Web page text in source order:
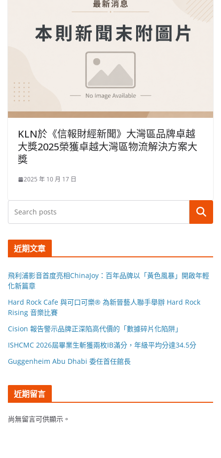
KLN於《信報財經新聞》大灣區品牌卓越
大獎2025榮獲卓越大灣區物流解決方案大
獎
2025 年 10 月 17 日
搜尋
近期文章
飛利浦影音首度亮相ChinaJoy：百年品牌以「黃色風暴」開啟年輕
化新篇章
Hard Rock Cafe 與可口可樂® 為新晉藝人聯手舉辦 Hard Rock
Rising 音樂比賽
Cision 報告警示品牌正深陷高代價的「數據碎片化陷阱」
ISHCMC 2026屆畢業生斬獲兩枚IB滿分，年級平均分達34.5分
Guggenheim Abu Dhabi 委任首任館長
近期留言
尚無留言可供顯示。